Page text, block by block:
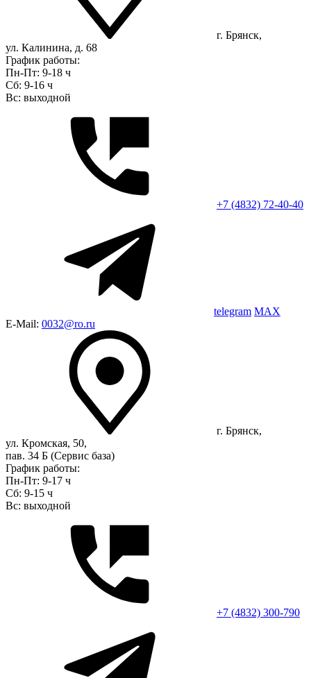
г. Брянск,
ул. Калинина, д. 68
График работы:
Пн-Пт: 9-18 ч
Сб: 9-16 ч
Вс: выходной
+7 (4832) 72-40-40
telegram MAX
E-Mail: 0032@ro.ru
г. Брянск,
ул. Кромская, 50,
пав. 34 Б (Сервис база)
График работы:
Пн-Пт: 9-17 ч
Сб: 9-15 ч
Вс: выходной
+7 (4832) 300-790